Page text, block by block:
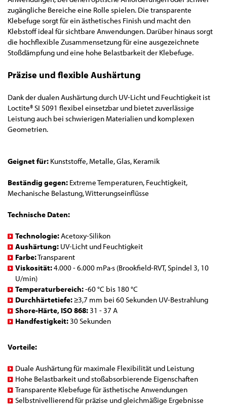
zugängliche Bereiche eine Rolle spielen. Die transparente
Klebefuge sorgt für ein ästhetisches Finish und macht den
Klebstoff ideal für sichtbare Anwendungen. Darüber hinaus sorgt
die hochflexible Zusammensetzung für eine ausgezeichnete
Stoßdämpfung und eine hohe Belastbarkeit der Klebefuge.
Präzise und flexible Aushärtung
Dank der dualen Aushärtung durch UV-Licht und Feuchtigkeit ist
Loctite® SI 5091 flexibel einsetzbar und bietet zuverlässige
Leistung auch bei schwierigen Materialien und komplexen
Geometrien.
Geignet für: Kunststoffe, Metalle, Glas, Keramik
Beständig gegen: Extreme Temperaturen, Feuchtigkeit,
Mechanische Belastung, Witterungseinflüsse
Technische Daten:
Technologie:Acetoxy-Silikon
Aushärtung: UV-Licht und Feuchtigkeit
Farbe:Transparent
Viskosität:4.000 - 6.000 mPa·s (Brookfield-RVT, Spindel 3, 10
U/min)
Temperaturbereich:-60 °C bis 180 °C
Durchhärtetiefe:≥3,7 mm bei 60 Sekunden UV-Bestrahlung
Shore-Härte, ISO 868:31 - 37 A
Handfestigkeit:30 Sekunden
Vorteile:
Duale Aushärtung für maximale Flexibilität und Leistung
Hohe Belastbarkeit und stoßabsorbierende Eigenschaften
Transparente Klebefuge für ästhetische Anwendungen
Selbstnivellierend für präzise und gleichmäßige Ergebnisse